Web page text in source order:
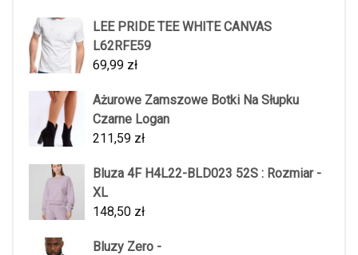
LEE PRIDE TEE WHITE CANVAS
L62RFE59
69,99 zł
Ażurowe Zamszowe Botki Na Słupku
Czarne Logan
211,59 zł
Bluza 4F H4L22-BLD023 52S : Rozmiar -
XL
148,50 zł
Bluzy Zero -